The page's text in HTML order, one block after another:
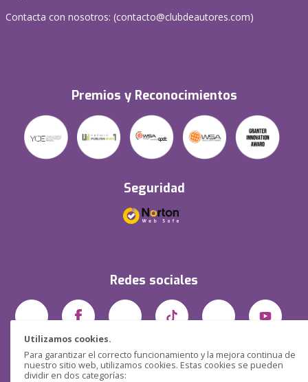
Utilizamos cookies.
Para garantizar el correcto funcionamiento y la mejora continua de
nuestro sitio web, utilizamos cookies. Estas cookies se pueden
dividir en dos categorías:
Contacta con nosotros: (contacto@clubdeautores.com)
Premios y Reconocimientos
Seguridad
Redes sociales